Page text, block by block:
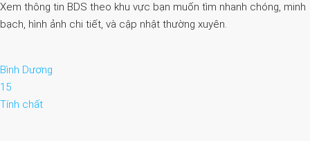
Xem thông tin BDS theo khu vực bạn muốn tìm nhanh chóng, minh
bạch, hình ảnh chi tiết, và cập nhật thường xuyên.
Bình Dương
15
Tính chất